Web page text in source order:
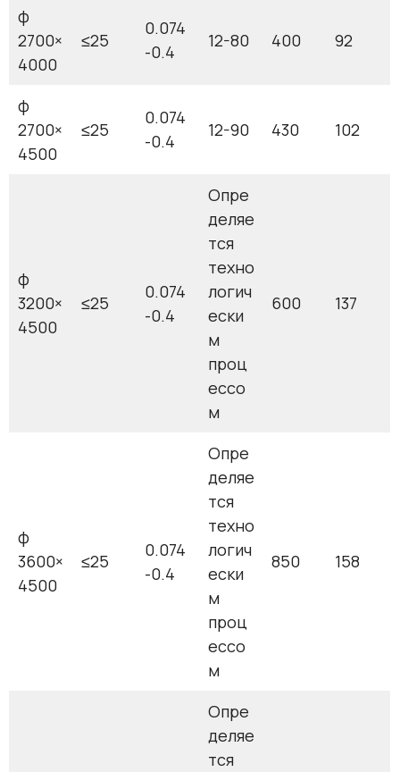
φ
2700×
4000
≤25
0.074
-0.4
12-80 400 92
φ
2700×
4500
≤25
0.074
-0.4
12-90 430 102
φ
3200×
4500
≤25
0.074
-0.4
Опре
деляе
тся
техно
логич
ески
м
проц
ессо
м
600 137
φ
3600×
4500
≤25
0.074
-0.4
Опре
деляе
тся
техно
логич
ески
м
проц
ессо
м
850 158
Опре
деляе
тся